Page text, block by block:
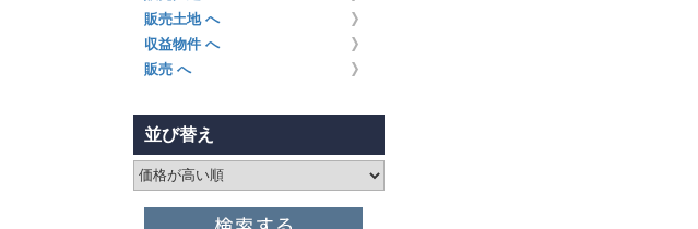
販売土地 へ
収益物件 へ
販売 へ
並び替え